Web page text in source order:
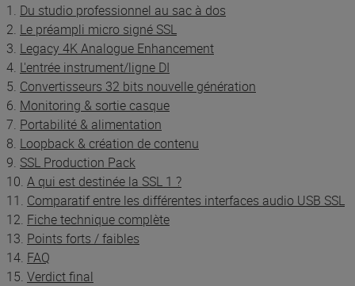
1. Du studio professionnel au sac à dos
2. Le préampli micro signé SSL
3. Legacy 4K Analogue Enhancement
4. L'entrée instrument/ligne DI
5. Convertisseurs 32 bits nouvelle génération
6. Monitoring & sortie casque
7. Portabilité & alimentation
8. Loopback & création de contenu
9. SSL Production Pack
10. A qui est destinée la SSL 1 ?
11. Comparatif entre les différentes interfaces audio USB SSL
12. Fiche technique complète
13. Points forts / faibles
14. FAQ
15. Verdict final